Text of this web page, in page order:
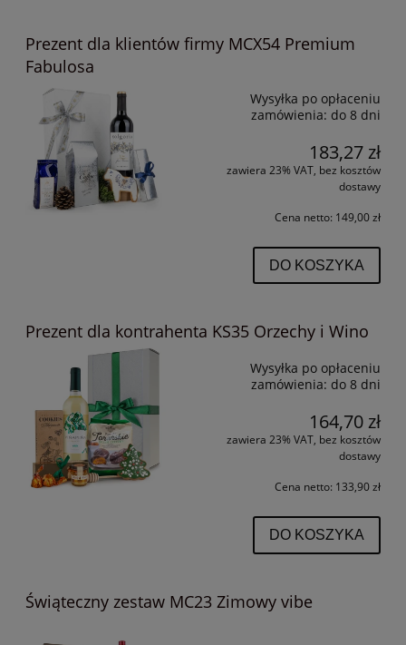
Prezent dla klientów firmy MCX54 Premium
Fabulosa
Wysyłka po opłaceniu
zamówienia: do 8 dni
183,27 zł
zawiera 23% VAT, bez kosztów
dostawy
Cena netto: 149,00 zł
DO KOSZYKA
Prezent dla kontrahenta KS35 Orzechy i Wino
Wysyłka po opłaceniu
zamówienia: do 8 dni
164,70 zł
zawiera 23% VAT, bez kosztów
dostawy
Cena netto: 133,90 zł
DO KOSZYKA
Świąteczny zestaw MC23 Zimowy vibe